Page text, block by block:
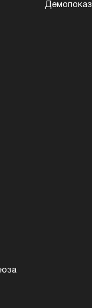
Демопоказ